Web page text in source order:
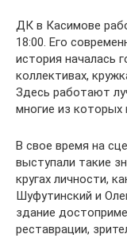
ДК в Касимове
18:00. Его
история началась
коллективах,
Здесь работают
многие из которых
В свое время на
выступали такие
кругах личности,
Шуфутинский и
здание
реставрации,